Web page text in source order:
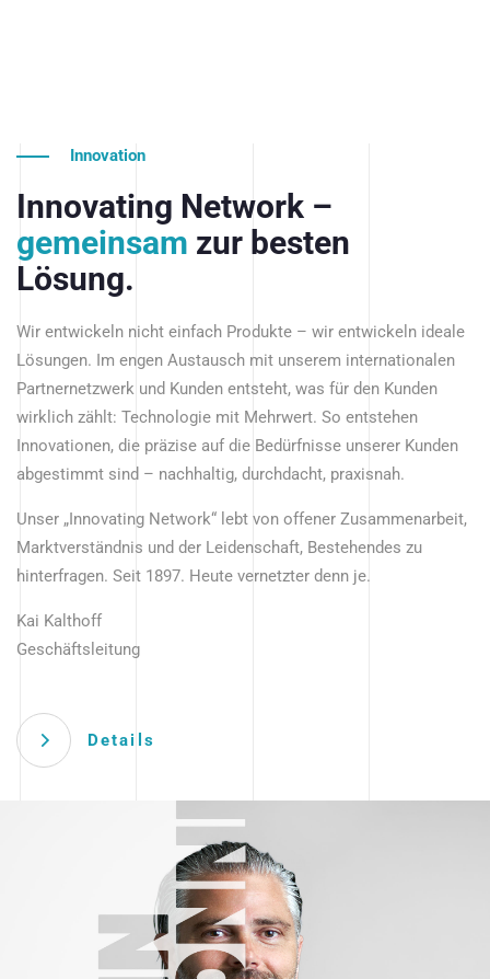
Innovation
Innovating Network –
gemeinsam zur besten
Lösung.
Wir entwickeln nicht einfach Produkte – wir entwickeln ideale
Lösungen. Im engen Austausch mit unserem internationalen
Partnernetzwerk und Kunden entsteht, was für den Kunden
wirklich zählt: Technologie mit Mehrwert. So entstehen
Innovationen, die präzise auf die Bedürfnisse unserer Kunden
abgestimmt sind – nachhaltig, durchdacht, praxisnah.
Unser „Innovating Network“ lebt von offener Zusammenarbeit,
Marktverständnis und der Leidenschaft, Bestehendes zu
hinterfragen. Seit 1897. Heute vernetzter denn je.
Kai Kalthoff
Geschäftsleitung
Details